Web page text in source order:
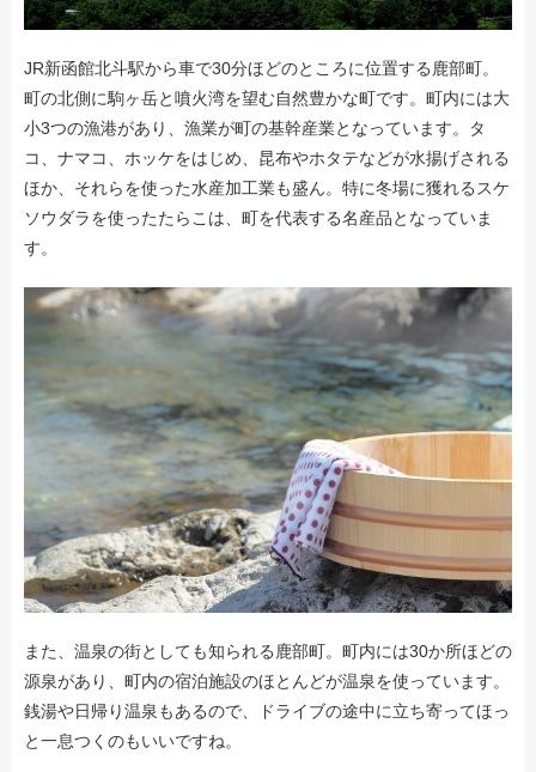
JR新函館北斗駅から車で30分ほどのところに位置する鹿部町。
町の北側に駒ヶ岳と噴火湾を望む自然豊かな町です。町内には大
小3つの漁港があり、漁業が町の基幹産業となっています。タ
コ、ナマコ、ホッケをはじめ、昆布やホタテなどが水揚げされる
ほか、それらを使った水産加工業も盛ん。特に冬場に獲れるスケ
ソウダラを使ったたらこは、町を代表する名産品となっていま
す。
また、温泉の街としても知られる鹿部町。町内には30か所ほどの
源泉があり、町内の宿泊施設のほとんどが温泉を使っています。
銭湯や日帰り温泉もあるので、ドライブの途中に立ち寄ってほっ
と一息つくのもいいですね。